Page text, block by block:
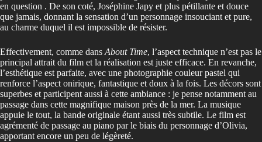
en question . De son coté, Joséphine Japy et plus pétillante et douce
que jamais, donnant la sensation d’un personnage insouciant et pure,
au charme duquel il est impossible de résister.
Effectivement, comme dans About Time, l’aspect technique n’est pas le
principal attrait du film et la réalisation est juste efficace. En revanche,
l’esthétique est parfaite, avec une photographie couleur pastel qui
renforce l’aspect onirique, fantastique et doux à la fois. Les décors sont
superbes et participent aussi à cette ambiance : je pense notamment au
passage dans cette magnifique maison près de la mer. La musique
appuie le tout, la bande originale étant aussi très subtile. Le film est
agrémenté de passage au piano par le biais du personnage d’Olivia,
apportant encore un peu de légèreté.